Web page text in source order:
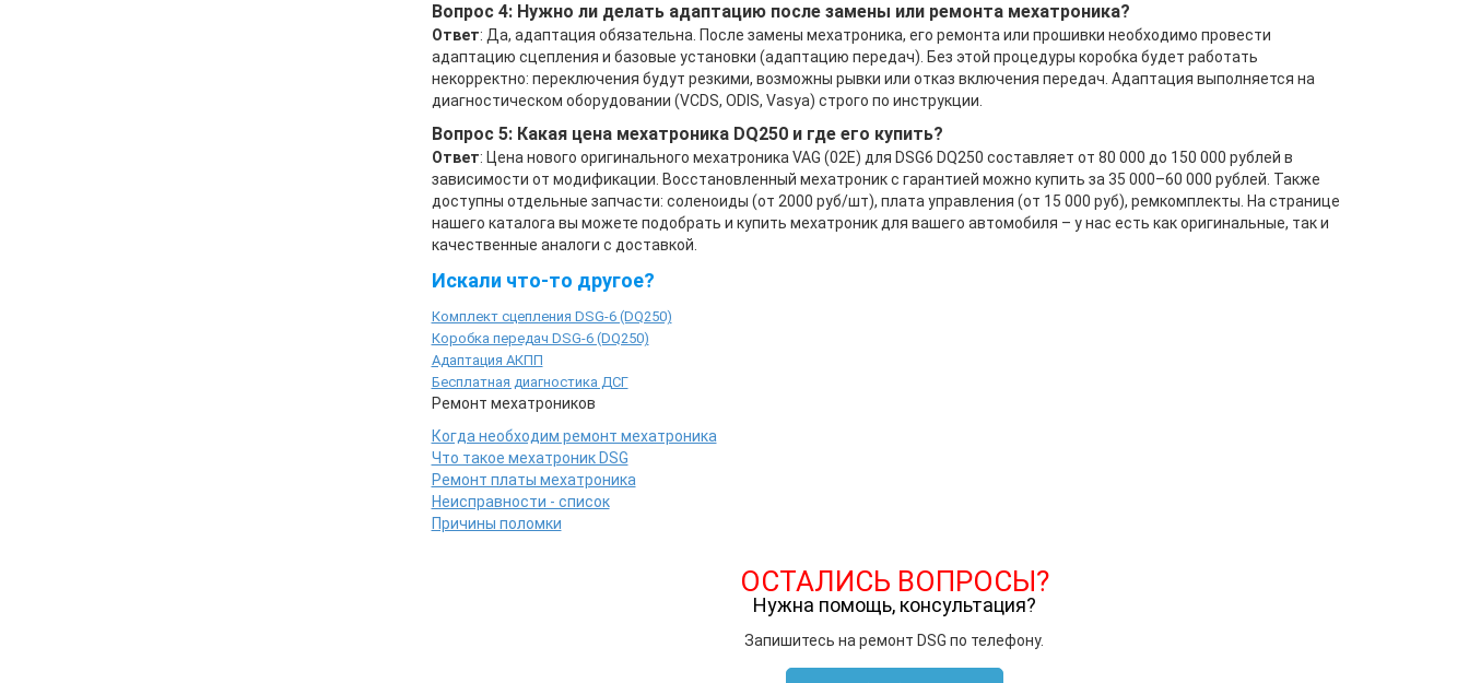
Вопрос 4: Нужно ли делать адаптацию после замены или ремонта мехатроника?
Ответ: Да, адаптация обязательна. После замены мехатроника, его ремонта или прошивки необходимо провести
адаптацию сцепления и базовые установки (адаптацию передач). Без этой процедуры коробка будет работать
некорректно: переключения будут резкими, возможны рывки или отказ включения передач. Адаптация выполняется на
диагностическом оборудовании (VCDS, ODIS, Vasya) строго по инструкции.
Вопрос 5: Какая цена мехатроника DQ250 и где его купить?
Ответ: Цена нового оригинального мехатроника VAG (02E) для DSG6 DQ250 составляет от 80 000 до 150 000 рублей в
зависимости от модификации. Восстановленный мехатроник с гарантией можно купить за 35 000–60 000 рублей. Также
доступны отдельные запчасти: соленоиды (от 2000 руб/шт), плата управления (от 15 000 руб), ремкомплекты. На странице
нашего каталога вы можете подобрать и купить мехатроник для вашего автомобиля – у нас есть как оригинальные, так и
качественные аналоги с доставкой.
Искали что-то другое?
Комплект сцепления DSG-6 (DQ250)
Коробка передач DSG-6 (DQ250)
Адаптация АКПП
Бесплатная диагностика ДСГ
Ремонт мехатроников
Когда необходим ремонт мехатроника
Что такое мехатроник DSG
Ремонт платы мехатроника
Неисправности - список
Причины поломки
ОСТАЛИСЬ ВОПРОСЫ?
Нужна помощь, консультация?
Запишитесь на ремонт DSG по телефону.